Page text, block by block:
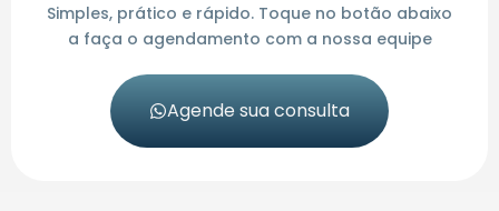
Simples, prático e rápido. Toque no botão abaixo
a faça o agendamento com a nossa equipe
Agende sua consulta